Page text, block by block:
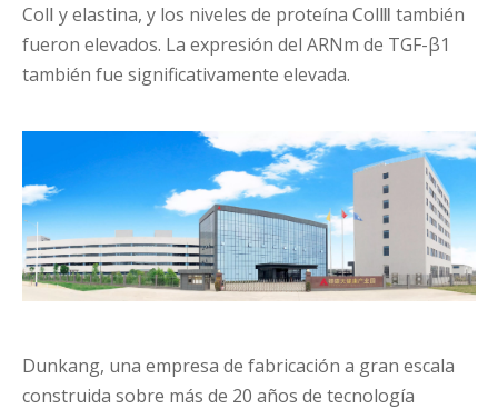
ColⅠ y elastina, y los niveles de proteína ColⅢ también
fueron elevados. La expresión del ARNm de TGF-β1
también fue significativamente elevada.
Dunkang, una empresa de fabricación a gran escala
construida sobre más de 20 años de tecnología